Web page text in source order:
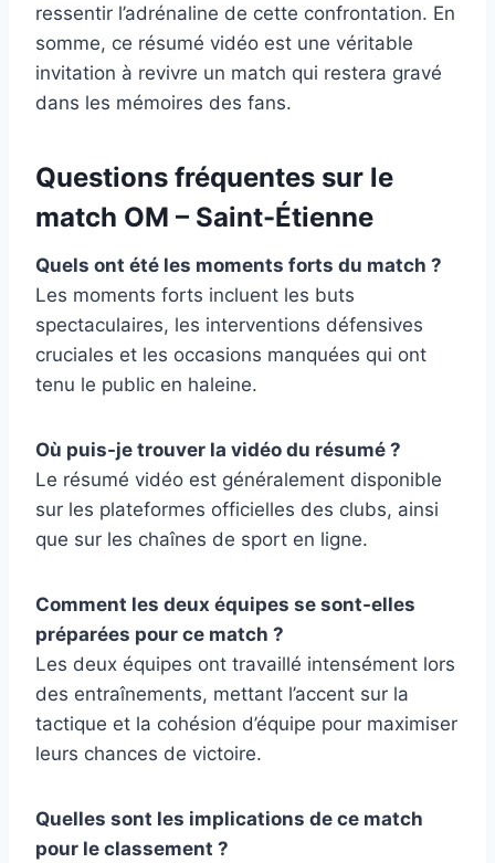
ressentir l’adrénaline de cette confrontation. En
somme, ce résumé vidéo est une véritable
invitation à revivre un match qui restera gravé
dans les mémoires des fans.
Questions fréquentes sur le
match OM – Saint-Étienne
Quels ont été les moments forts du match ?
Les moments forts incluent les buts
spectaculaires, les interventions défensives
cruciales et les occasions manquées qui ont
tenu le public en haleine.
Où puis-je trouver la vidéo du résumé ?
Le résumé vidéo est généralement disponible
sur les plateformes officielles des clubs, ainsi
que sur les chaînes de sport en ligne.
Comment les deux équipes se sont-elles
préparées pour ce match ?
Les deux équipes ont travaillé intensément lors
des entraînements, mettant l’accent sur la
tactique et la cohésion d’équipe pour maximiser
leurs chances de victoire.
Quelles sont les implications de ce match
pour le classement ?